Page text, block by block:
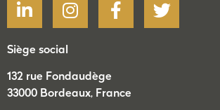
Siège social
132 rue Fondaudège
33000 Bordeaux, France